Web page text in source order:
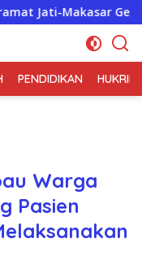
Gelar Patroli/
PENDIDIKAN HUKRIM
Warga
Pasien